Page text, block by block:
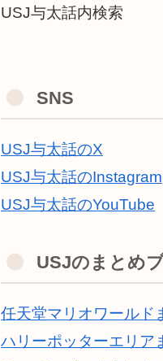
USJ与太話内検索
SNS
USJ与太話のX
USJ与太話のInstagram
USJ与太話のYouTube
USJのまとめ
任天堂マリオワールド
ハリーポッターエリア